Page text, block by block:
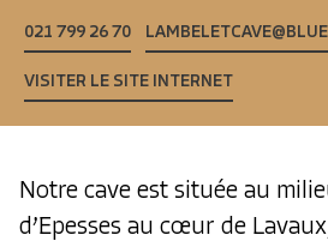
021 799 26 70
VISITER LE SITE INTERNET
Notre cave est située au
d’Epesses au cœur de